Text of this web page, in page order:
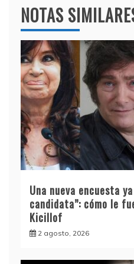
NOTAS
Una nueva encuesta
candidata”: cómo le
Kicillof
2 agosto, 2026